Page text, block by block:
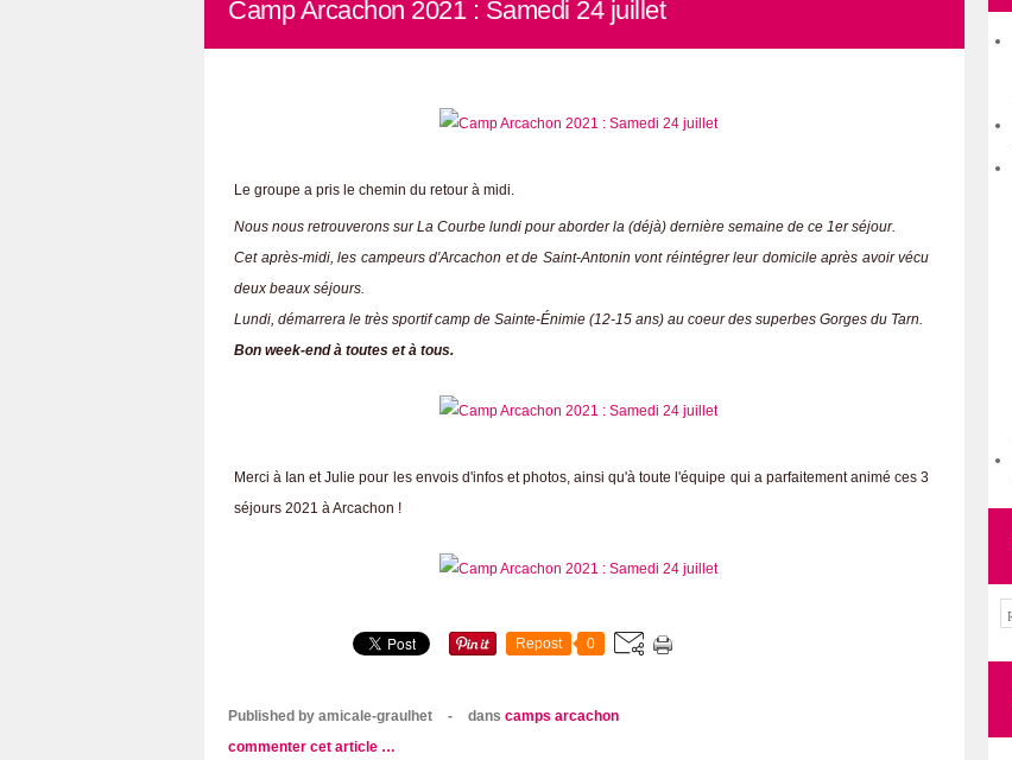
Camp Arcachon 2021 : Samedi 24 juillet
Le groupe a pris le chemin du retour à midi.
Nous nous retrouverons sur La Courbe lundi pour aborder la (déjà) dernière semaine de ce 1er séjour.
Cet après-midi, les campeurs d'Arcachon et de Saint-Antonin vont réintégrer leur domicile après avoir vécu
deux beaux séjours.
Lundi, démarrera le très sportif camp de Sainte-Énimie (12-15 ans) au coeur des superbes Gorges du Tarn.
Bon week-end à toutes et à tous.
Merci à Ian et Julie pour les envois d'infos et photos, ainsi qu'à toute l'équipe qui a parfaitement animé ces 3
séjours 2021 à Arcachon !
Repost 0
Published by amicale-graulhet - dans camps arcachon
commenter cet article …